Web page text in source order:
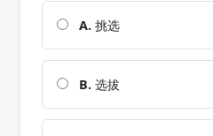
A. 挑选
B. 选拔